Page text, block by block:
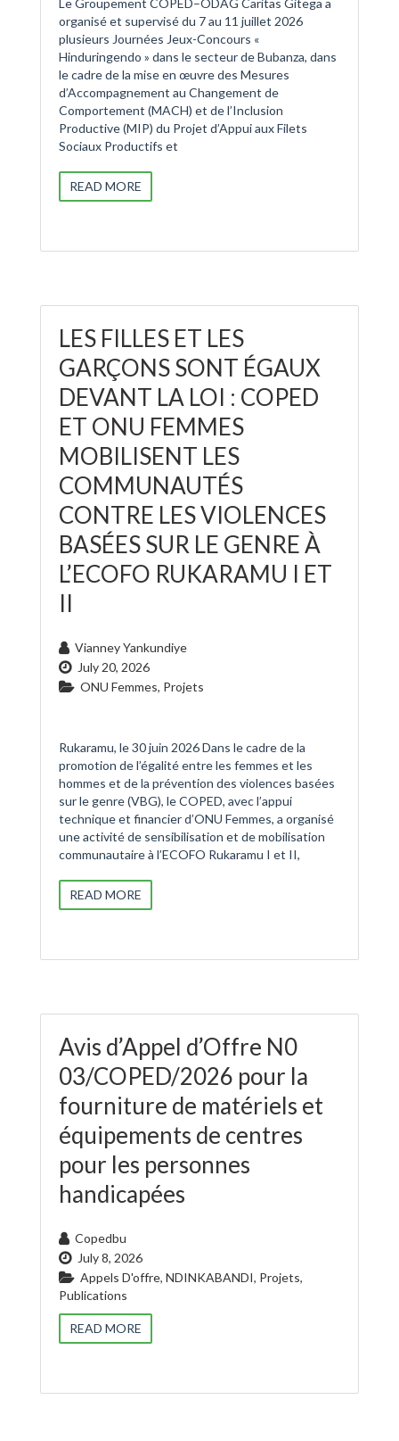
Le Groupement COPED–ODAG Caritas Gitega a
organisé et supervisé du 7 au 11 juillet 2026
plusieurs Journées Jeux-Concours «
Hinduringendo » dans le secteur de Bubanza, dans
le cadre de la mise en œuvre des Mesures
d’Accompagnement au Changement de
Comportement (MACH) et de l’Inclusion
Productive (MIP) du Projet d’Appui aux Filets
Sociaux Productifs et
READ MORE
LES FILLES ET LES
GARÇONS SONT ÉGAUX
DEVANT LA LOI : COPED
ET ONU FEMMES
MOBILISENT LES
COMMUNAUTÉS
CONTRE LES VIOLENCES
BASÉES SUR LE GENRE À
L’ECOFO RUKARAMU I ET
II
Vianney Yankundiye
July 20, 2026
ONU Femmes, Projets
Rukaramu, le 30 juin 2026 Dans le cadre de la
promotion de l’égalité entre les femmes et les
hommes et de la prévention des violences basées
sur le genre (VBG), le COPED, avec l’appui
technique et financier d’ONU Femmes, a organisé
une activité de sensibilisation et de mobilisation
communautaire à l’ECOFO Rukaramu I et II,
READ MORE
Avis d’Appel d’Offre N0
03/COPED/2026 pour la
fourniture de matériels et
équipements de centres
pour les personnes
handicapées
Copedbu
July 8, 2026
Appels D'offre, NDINKABANDI, Projets,
Publications
READ MORE